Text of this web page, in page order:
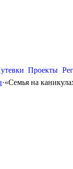
Проекты
·«Семья на